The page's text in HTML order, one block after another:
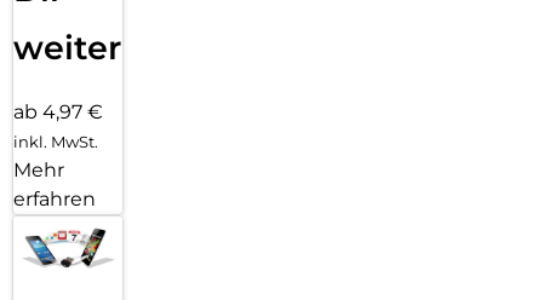
weiter
ab 4,97 €
inkl. MwSt.
Mehr
erfahren